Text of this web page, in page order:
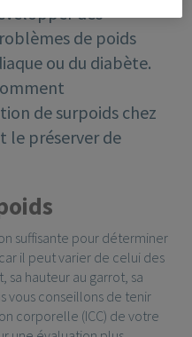
des
de poids
ou du diabète.
de surpoids chez
le préserver de
suffisante pour déterminer
il peut varier de celui des
sa hauteur au garrot, sa
vous conseillons de tenir
corporelle (ICC) de votre